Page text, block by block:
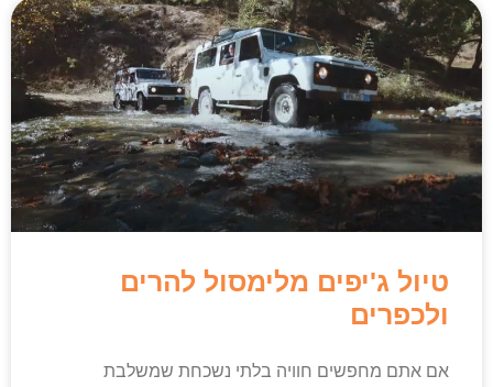
טיול ג'יפים מלימסול להרים
ולכפרים
אם אתם מחפשים חוויה בלתי נשכחת שמשלבת